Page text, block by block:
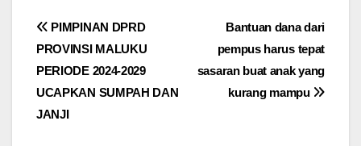
Navigasi
pos
Bantuan dana dari
pempus harus tepat
sasaran buat anak yang
kurang mampu
PIMPINAN DPRD
PROVINSI MALUKU
PERIODE 2024-2029
UCAPKAN SUMPAH DAN
JANJI